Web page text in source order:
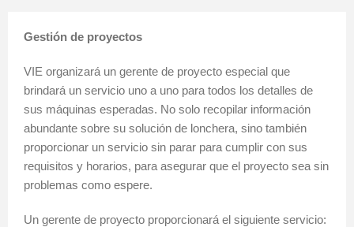
Gestión de proyectos
VIE organizará un gerente de proyecto especial que
brindará un servicio uno a uno para todos los detalles de
sus máquinas esperadas. No solo recopilar información
abundante sobre su solución de lonchera, sino también
proporcionar un servicio sin parar para cumplir con sus
requisitos y horarios, para asegurar que el proyecto sea sin
problemas como espere.
Un gerente de proyecto proporcionará el siguiente servicio: